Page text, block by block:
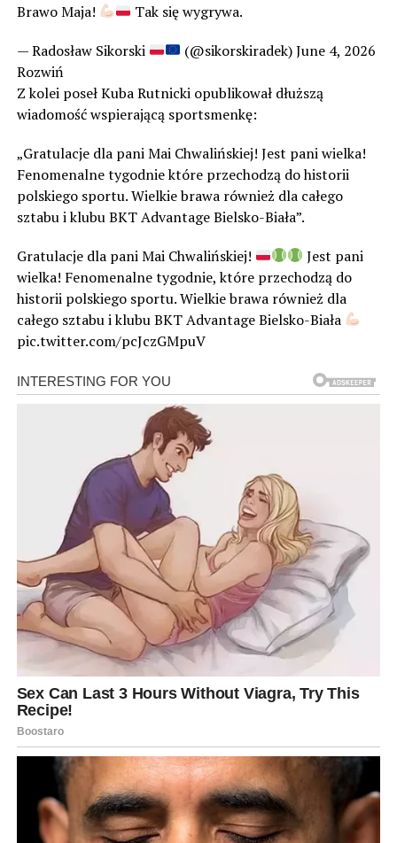
Brawo Maja!
Tak się wygrywa.
— Radosław Sikorski
(@sikorskiradek) June 4, 2026
Rozwiń
Z kolei poseł Kuba Rutnicki opublikował dłuższą
wiadomość wspierającą sportsmenkę:
„Gratulacje dla pani Mai Chwalińskiej! Jest pani wielka!
Fenomenalne tygodnie które przechodzą do historii
polskiego sportu. Wielkie brawa również dla całego
sztabu i klubu BKT Advantage Bielsko-Biała”.
Gratulacje dla pani Mai Chwalińskiej!
Jest pani
wielka! Fenomenalne tygodnie, które przechodzą do
historii polskiego sportu. Wielkie brawa również dla
całego sztabu i klubu BKT Advantage Bielsko-Biała
pic.twitter.com/pcJczGMpuV